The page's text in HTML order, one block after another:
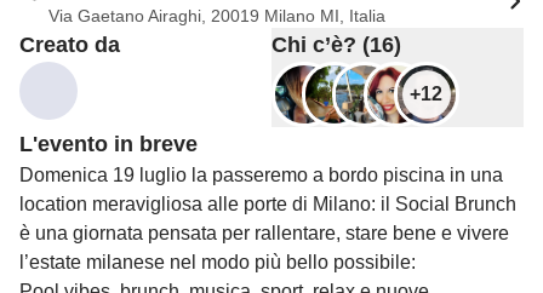
Via Gaetano Airaghi, 20019 Milano MI, Italia
Creato da Chi c’è? (16)
+12
L'evento in breve
Domenica 19 luglio la passeremo a bordo piscina in una
location meravigliosa alle porte di Milano: il Social Brunch
è una giornata pensata per rallentare, stare bene e vivere
l’estate milanese nel modo più bello possibile: